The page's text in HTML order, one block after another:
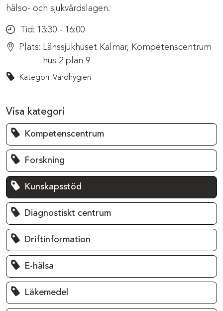
hälso- och sjukvårdslagen.
Tid: 13:30 - 16:00
Plats: Länssjukhuset Kalmar, Kompetenscentrum
hus 2 plan 9
Kategori: Vårdhygien
Visa kategori
Kompetenscentrum
Forskning
Kunskapsstöd
Diagnostiskt centrum
Driftinformation
E-hälsa
Läkemedel